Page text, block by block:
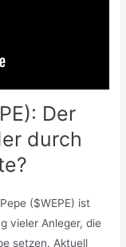
Der
durch
($WEPE) ist
vieler Anleger, die
setzen. Aktuell